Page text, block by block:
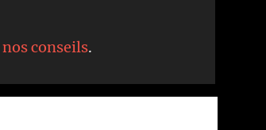
nos conseils.